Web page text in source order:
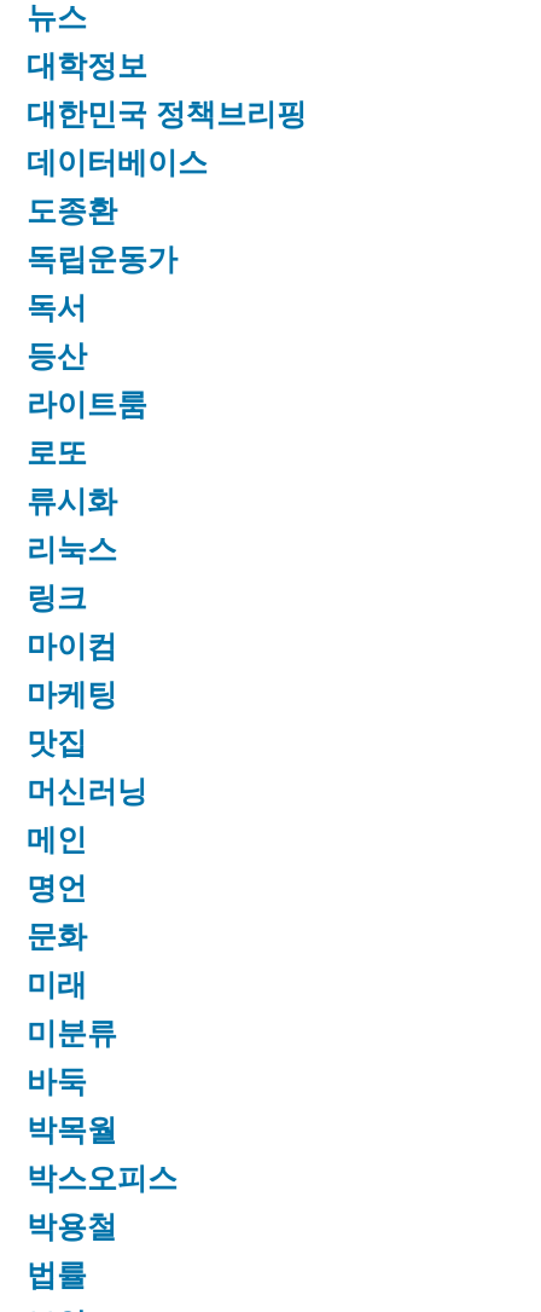
뉴스
대학정보
대한민국 정책브리핑
데이터베이스
도종환
독립운동가
독서
등산
라이트룸
로또
류시화
리눅스
링크
마이컴
마케팅
맛집
머신러닝
메인
명언
문화
미래
미분류
바둑
박목월
박스오피스
박용철
법률